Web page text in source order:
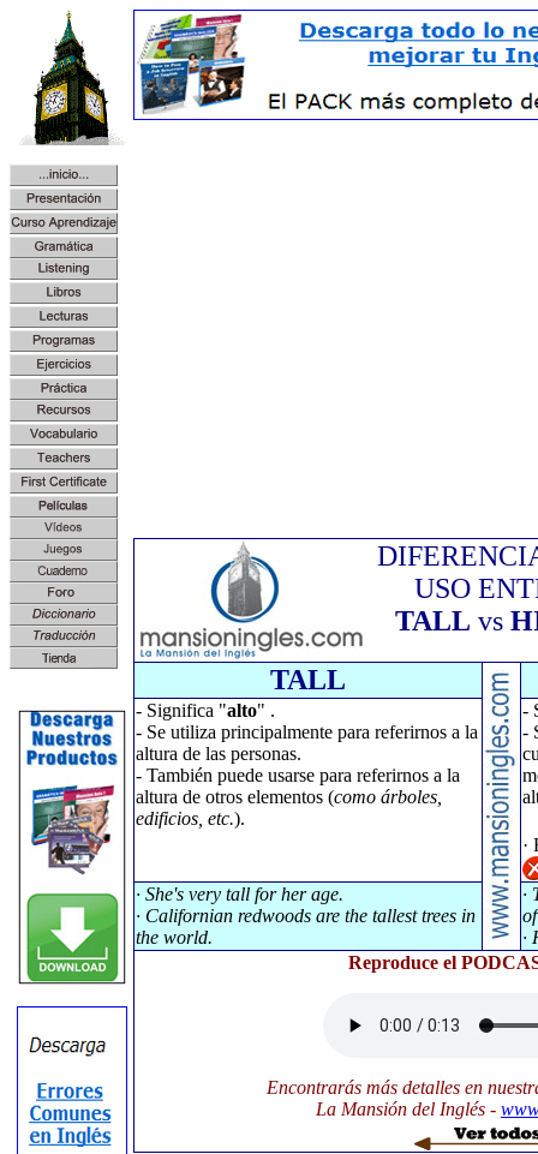
USO
TALL vs
TALL
- Significa "alto" .
- Se utiliza principalmente para referirnos a la
altura de las personas.
- También puede usarse para referirnos a la
altura de otros elementos (como árboles,
edificios, etc.).
-
-
·
· She's very tall for her age.
· Californian redwoods are the tallest trees in
the world.
·
·
Reproduce el
Encontrarás más detalles en
La Mansión del Inglés -